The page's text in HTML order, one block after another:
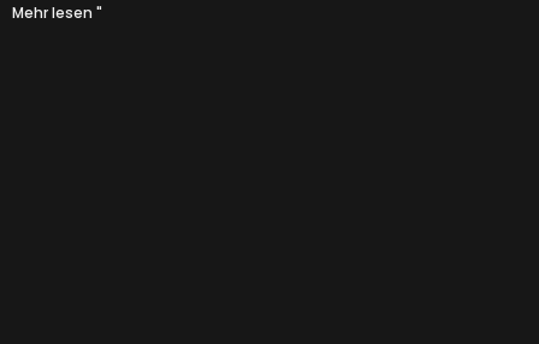
Mehr lesen "